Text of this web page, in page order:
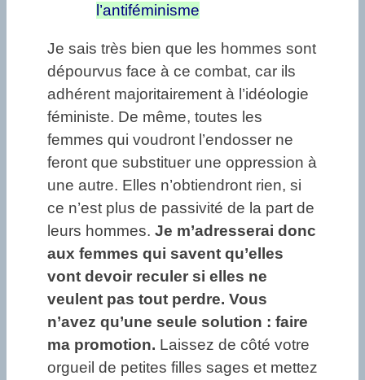
l’antiféminisme
Je sais très bien que les hommes sont
dépourvus face à ce combat, car ils
adhérent majoritairement à l’idéologie
féministe. De même, toutes les
femmes qui voudront l’endosser ne
feront que substituer une oppression à
une autre. Elles n’obtiendront rien, si
ce n’est plus de passivité de la part de
leurs hommes. Je m’adresserai donc
aux femmes qui savent qu’elles
vont devoir reculer si elles ne
veulent pas tout perdre. Vous
n’avez qu’une seule solution : faire
ma promotion. Laissez de côté votre
orgueil de petites filles sages et mettez